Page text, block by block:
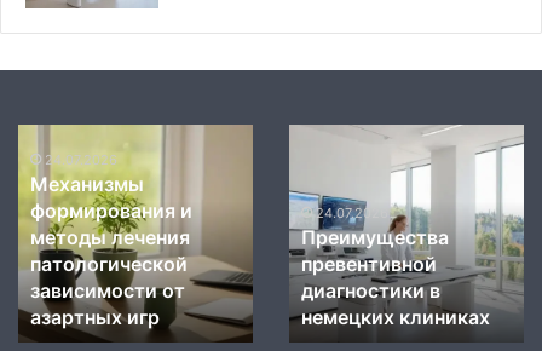
формирования
методы
лечения
патологической
зависимости
от
азартных
24.07.2026
Механизмы
формирования и
методы лечения
патологической
зависимости от
азартных игр
Преимущества
диагностики
немецких
клиниках
24.07.2026
Преимущества
превентивной
диагностики в
немецких клиниках